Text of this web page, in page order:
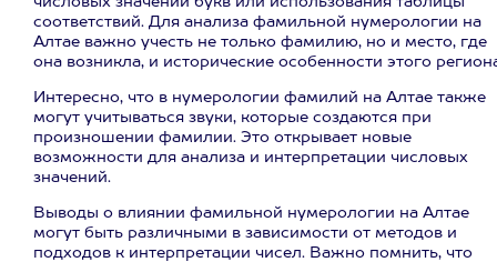
соответствий. Для анализа фамильной нумерологии на
Алтае важно учесть не только фамилию, но и место, где
она возникла, и исторические особенности этого
Интересно, что в нумерологии фамилий на Алтае также
могут учитываться звуки, которые создаются при
произношении фамилии. Это открывает новые
возможности для анализа и интерпретации числовых
значений.
Выводы о влиянии фамильной нумерологии на Алтае
могут быть различными в зависимости от методов и
подходов к интерпретации чисел. Важно помнить, что